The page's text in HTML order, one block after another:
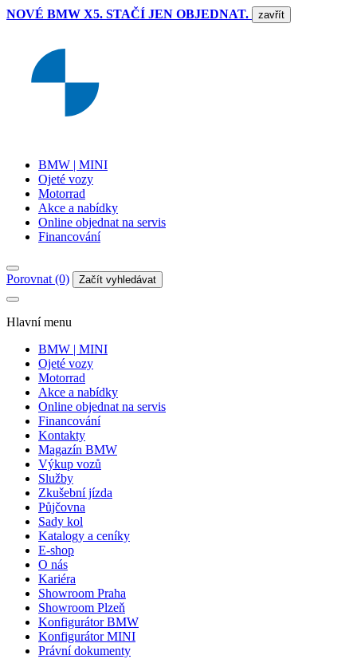
NOVÉ BMW X5. STAČÍ JEN OBJEDNAT. zavřít
BMW | MINI
Ojeté vozy
Motorrad
Akce a nabídky
Online objednat na servis
Financování
Porovnat (0) Začít vyhledávat
Hlavní menu
BMW | MINI
Ojeté vozy
Motorrad
Akce a nabídky
Online objednat na servis
Financování
Kontakty
Magazín BMW
Výkup vozů
Služby
Zkušební jízda
Půjčovna
Sady kol
Katalogy a ceníky
E-shop
O nás
Kariéra
Showroom Praha
Showroom Plzeň
Konfigurátor BMW
Konfigurátor MINI
Právní dokumenty